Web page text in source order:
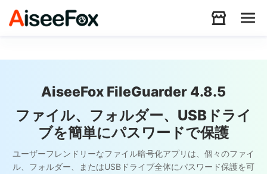
製品
AiseeFox FileGuarder 4.8.5
ファイル、フォルダー、USBドライ
ブを簡単にパスワードで保護
ユーザーフレンドリーなファイル暗号化アプリは、個々のファイ
ル、フォルダー、またはUSBドライブ全体にパスワード保護を可